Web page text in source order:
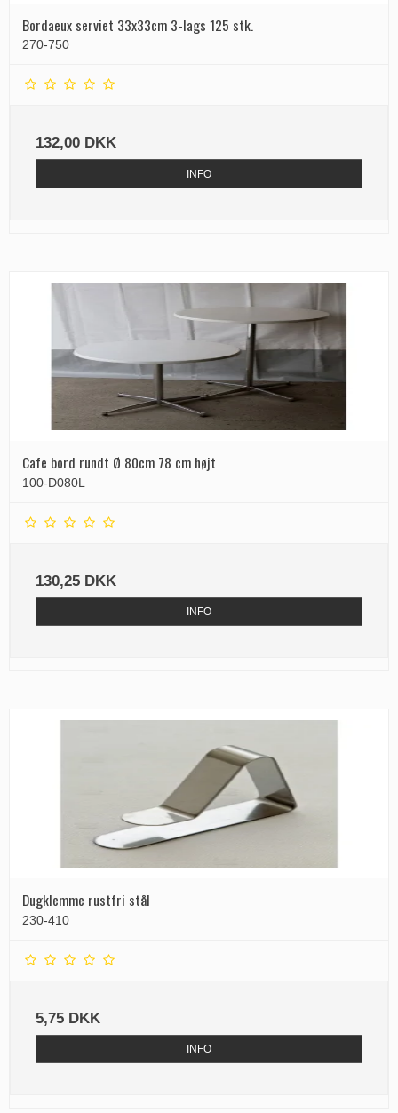
Bordaeux serviet 33x33cm 3-lags 125 stk.
270-750
132,00 DKK
INFO
Cafe bord rundt Ø 80cm 78 cm højt
100-D080L
130,25 DKK
INFO
Dugklemme rustfri stål
230-410
5,75 DKK
INFO